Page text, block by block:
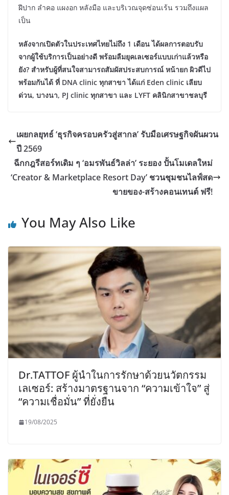
ฝีปาก ลำคอ แผงอก หลังมือ และบริเวณจุดซ่อนเร้น รวมถึงแผล
เป็น
หลังจากเปิดตัวในประเทศไทยไม่ถึง 1 เดือน ได้ผลการตอบรับ
จากผู้ใช้บริการเป็นอย่างดี พร้อมลืมยุคเลเซอร์แบบเก่าแล้วหรือ
ยัง? สำหรับผู้ที่สนใจสามารถสัมผัสประสบการณ์ หน้ายก ผิวดีไป
พร้อมกันได้ ที่ DNA clinic ทุกสาขา ได้แก่ Eden clinic เลียบ
ด่วน, บางนา, PJ clinic ทุกสาขา และ LYFT คลินิกสาขาชลบุรี
เผยกลยุทธ์ ‘ธุรกิจครอบครัวสู่สากล’ รับมือเศรษฐกิจผันผวน
ปี 2569
ฉีกกฎรีสอร์ทเดิม ๆ ‘อมรพันธ์วิลล่า’ ระยอง ปั้นโมเดลใหม่
‘Creator & Marketplace Resort Day’ ชวนชุมชนไลฟ์สด
ขายของ-สร้างคอนเทนต์ ฟรี!
You May Also Like
Dr.TATTOF ผู้นำในการรักษาด้วยนวัตกรรม
เลเซอร์: สร้างมาตรฐานจาก “ความเข้าใจ” สู่
“ความเชื่อมั่น” ที่ยั่งยืน
19/08/2025